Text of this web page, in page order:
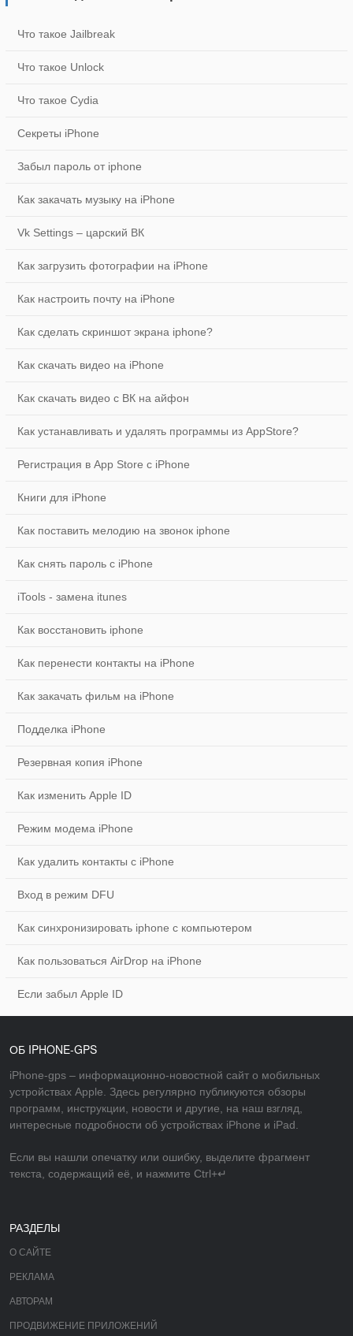
Что такое Jailbreak
Что такое Unlock
Что такое Cydia
Секреты iPhone
Забыл пароль от iphone
Как закачать музыку на iPhone
Vk Settings – царский ВК
Как загрузить фотографии на iPhone
Как настроить почту на iPhone
Как сделать скриншот экрана iphone?
Как скачать видео на iPhone
Как скачать видео с ВК на айфон
Как устанавливать и удалять программы из AppStore?
Регистрация в App Store с iPhone
Книги для iPhone
Как поставить мелодию на звонок iphone
Как снять пароль с iPhone
iTools - замена itunes
Как восстановить iphone
Как перенести контакты на iPhone
Как закачать фильм на iPhone
Подделка iPhone
Резервная копия iPhone
Как изменить Apple ID
Режим модема iPhone
Как удалить контакты с iPhone
Вход в режим DFU
Как синхронизировать iphone с компьютером
Как пользоваться AirDrop на iPhone
Если забыл Apple ID
ОБ IPHONE-GPS
iPhone-gps – информационно-новостной сайт о мобильных
устройствах Apple. Здесь регулярно публикуются обзоры
программ, инструкции, новости и другие, на наш взгляд,
интересные подробности об устройствах iPhone и iPad.
Если вы нашли опечатку или ошибку, выделите фрагмент
текста, содержащий её, и нажмите Ctrl+↵
РАЗДЕЛЫ
О САЙТЕ
РЕКЛАМА
АВТОРАМ
ПРОДВИЖЕНИЕ ПРИЛОЖЕНИЙ